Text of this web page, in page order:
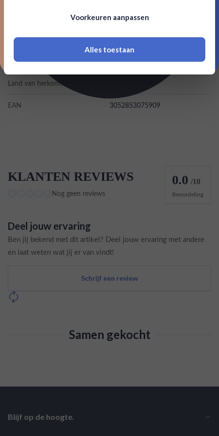
18 jaar of ouder zijnBollinger
Kleurstoffen
Inhoud 0,75L
Land van herkomst
EAN 3052853075909
KLANTEN REVIEWS
Nog geen reviews
0.0 /10
Beoordeling
Deel jouw ervaring
Ben jij bekend met dit artikel? Deel jouw ervaring met andere
en laat weten wat jij er van vindt!
Schrijf een review
Samen gekocht
Blijf op de hoogte.
Voorkeuren aanpassen
Alles toestaan